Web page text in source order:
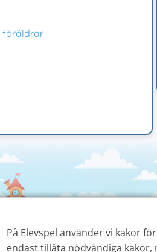
föräldrar
På Elevspel använder vi kakor
endast tillåta nödvändiga